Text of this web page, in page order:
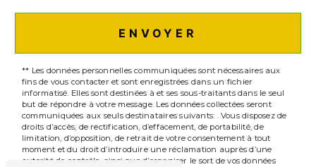
ENVOYER
** Les données personnelles communiquées sont nécessaires aux
fins de vous contacter et sont enregistrées dans un fichier
informatisé. Elles sont destinées à et ses sous-traitants dans le seul
but de répondre à votre message. Les données collectées seront
communiquées aux seuls destinataires suivants: . Vous disposez de
droits d’accès, de rectification, d’effacement, de portabilité, de
limitation, d’opposition, de retrait de votre consentement à tout
moment et du droit d’introduire une réclamation auprès d’une
autorité de contrôle, ainsi que d’organiser le sort de vos données